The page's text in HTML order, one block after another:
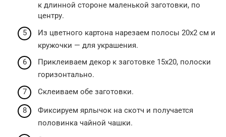
к длинной стороне маленькой заготовки, по
центру.
Из цветного картона нарезаем полосы 20х2 см и
кружочки — для украшения.
Приклеиваем декор к заготовке 15х20, полоски
горизонтально.
Склеиваем обе заготовки.
Фиксируем ярлычок на скотч и получается
половинка чайной чашки.